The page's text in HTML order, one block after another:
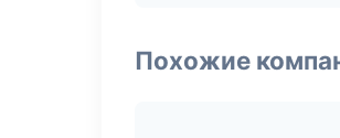
Похожие